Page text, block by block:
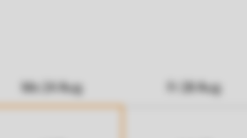
Mo 24 Aug Fr 28 Aug